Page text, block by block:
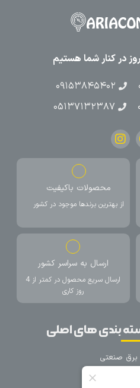
۰۹۱۵۳۸۴۵۴۰۲
۰۵۱۳۷۱۳۲۳۸۷
محصولات باکیفیت
از بهترین برندها موجود در کشور
ارسال به سراسر کشور
ارسال سریع محصول در کمتر از 4
روز کاری
بندی های اصلی
برق صنعتی